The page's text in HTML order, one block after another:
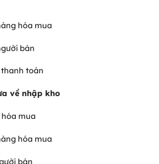
hóa mua
bán
toán
về nhập kho
mua
hóa mua
bán